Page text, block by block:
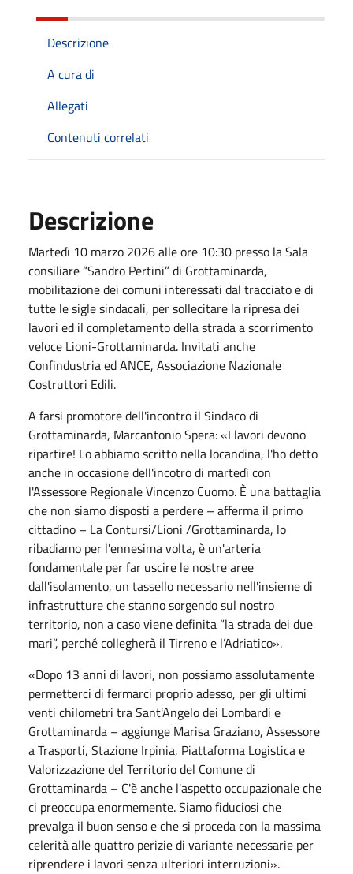
Descrizione
A cura di
Allegati
Contenuti correlati
Descrizione
Martedì 10 marzo 2026 alle ore 10:30 presso la Sala
consiliare “Sandro Pertini” di Grottaminarda,
mobilitazione dei comuni interessati dal tracciato e di
tutte le sigle sindacali, per sollecitare la ripresa dei
lavori ed il completamento della strada a scorrimento
veloce Lioni-Grottaminarda. Invitati anche
Confindustria ed ANCE, Associazione Nazionale
Costruttori Edili.
A farsi promotore dell'incontro il Sindaco di
Grottaminarda, Marcantonio Spera:«I lavori devono
ripartire! Lo abbiamo scritto nella locandina, l'ho detto
anche in occasione dell'incotro di martedì con
l'Assessore Regionale Vincenzo Cuomo. È una battaglia
che non siamo disposti a perdere – afferma il primo
cittadino – La Contursi/Lioni /Grottaminarda, lo
ribadiamo per l'ennesima volta, è un'arteria
fondamentale per far uscire le nostre aree
dall'isolamento, un tassello necessario nell'insieme di
infrastrutture che stanno sorgendo sul nostro
territorio, non a caso viene definita “la strada dei due
mari”, perché collegherà il Tirreno e l’Adriatico».
«Dopo 13 anni di lavori, non possiamo assolutamente
permetterci di fermarci proprio adesso, per gli ultimi
venti chilometri tra Sant'Angelo dei Lombardi e
Grottaminarda – aggiunge Marisa Graziano, Assessore
a Trasporti, Stazione Irpinia, Piattaforma Logistica e
Valorizzazione del Territorio del Comune di
Grottaminarda – C'è anche l'aspetto occupazionale che
ci preoccupa enormemente. Siamo fiduciosi che
prevalga il buon senso e che si proceda con la massima
celerità alle quattro perizie di variante necessarie per
riprendere i lavori senza ulteriori interruzioni».